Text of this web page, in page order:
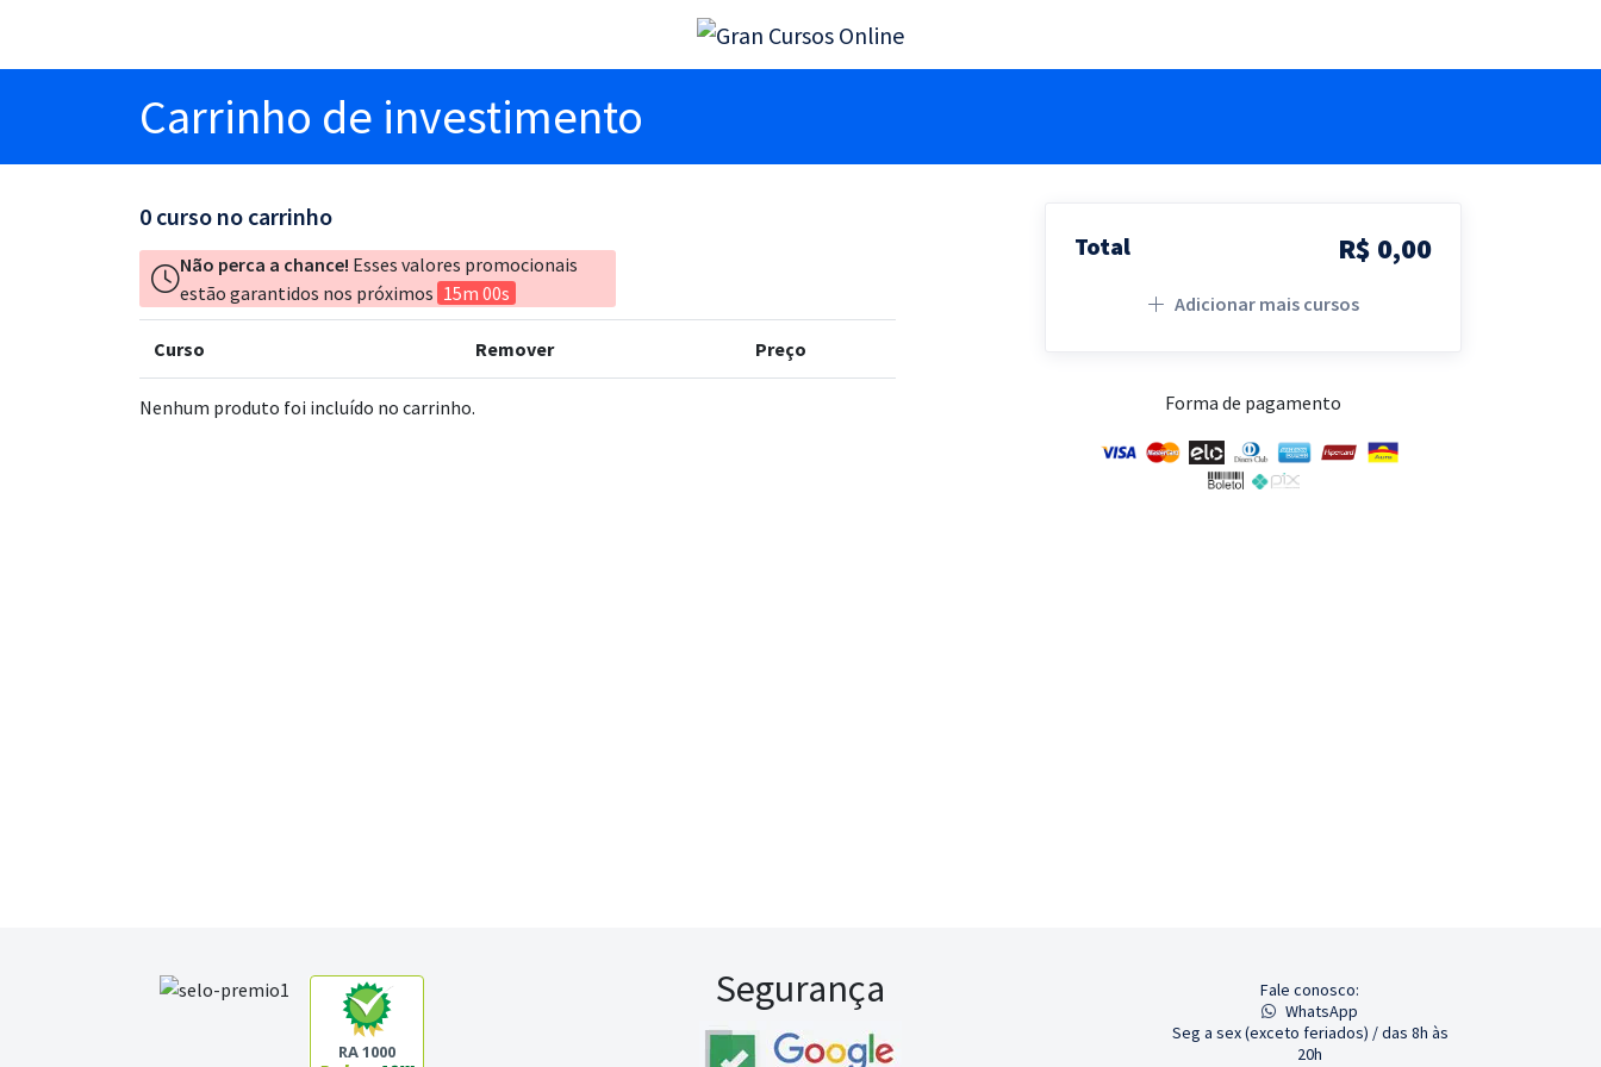
Carrinho de investimento
0 curso no carrinho
Não perca a chance! Esses valores promocionais
estão garantidos nos próximos 15m 00s
Curso Remover Preço
Nenhum produto foi incluído no carrinho.
Total R$ 0,00
Adicionar mais cursos
Forma de pagamento
RA 1000
Segurança
Fale conosco:
WhatsApp
Seg a sex (exceto feriados) / das 8h às
20h